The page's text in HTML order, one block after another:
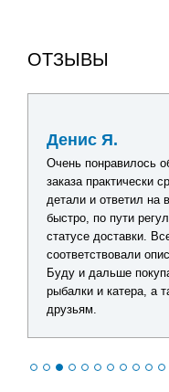
ОТЗЫВЫ
Денис Я.
Очень понравилось
заказа практически
детали и ответил на
быстро, по пути
статусе доставки.
соответствовали
Буду и дальше
рыбалки и катера, а
друзьям.